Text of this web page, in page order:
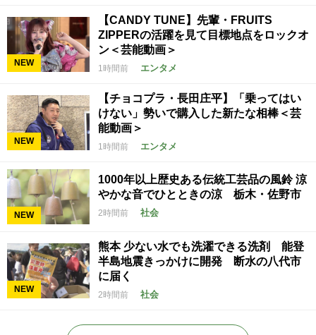
NEW
【CANDY TUNE】先輩・FRUITS
ZIPPERの活躍を見て目標地点をロックオ
ン＜芸能動画＞
1時間前 エンタメ
NEW
【チョコプラ・長田庄平】「乗ってはい
けない」勢いで購入した新たな相棒＜芸
能動画＞
1時間前 エンタメ
NEW
1000年以上歴史ある伝統工芸品の風鈴 涼
やかな音でひとときの涼 栃木・佐野市
2時間前 社会
NEW
熊本 少ない水でも洗濯できる洗剤 能登
半島地震きっかけに開発 断水の八代市
に届く
2時間前 社会